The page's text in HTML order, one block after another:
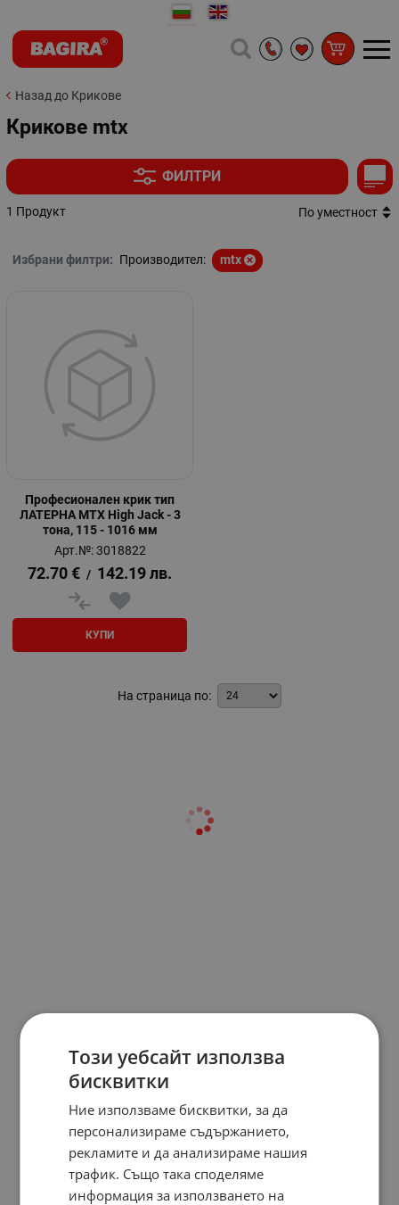
Назад до Крикове
Крикове mtx
ФИЛТРИ
1 Продукт По уместност
Избрани филтри: Производител: mtx
Професионален крик тип
ЛАТЕРНА MTX High Jack - 3
тона, 115 - 1016 мм
Арт.№: 3018822
72.70 € / 142.19 лв.
КУПИ
На страница по:
Този уебсайт използва
бисквитки
Ние използваме бисквитки, за да
персонализираме съдържанието,
рекламите и да анализираме нашия
трафик. Също така споделяме
информация за използването на